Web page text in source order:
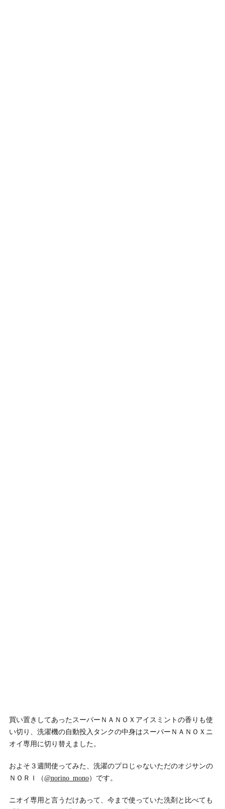
買い置きしてあったスーパーＮＡＮＯＸアイスミントの香りも使
い切り、洗濯機の自動投入タンクの中身はスーパーＮＡＮＯＸニ
オイ専用に切り替えました。
およそ３週間使ってみた、洗濯のプロじゃないただのオジサンの
ＮＯＲＩ（@norino_mono）です。
ニオイ専用と言うだけあって、今まで使っていた洗剤と比べても